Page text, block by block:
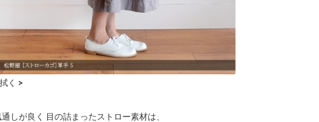
く >
通しが良く 目の詰まったストロー素材は、